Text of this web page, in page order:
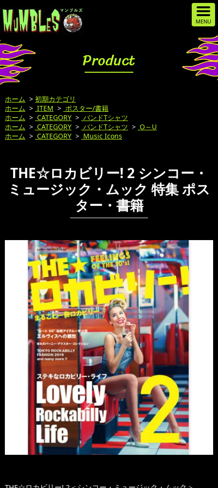
Product
ホーム > 初期カテゴリ
ホーム > ITEM > ポスター/書籍
ホーム > CATEGORY > バンドTシャツ
ホーム > CATEGORY > バンドTシャツ > O～U
ホーム > CATEGORY > Music Icons
THE☆ロカビリー! 2 シンコー・
ミュージック・ムック 特集 ポス
ター・書籍